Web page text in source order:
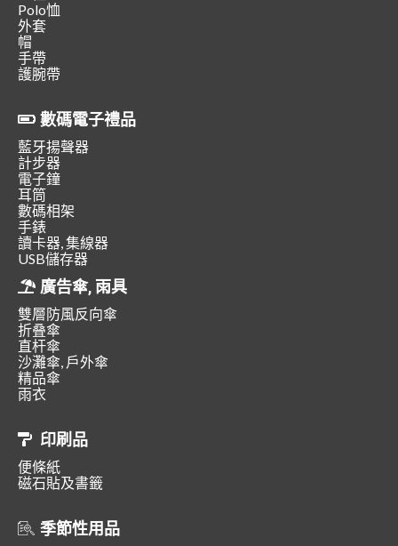
Polo恤
外套
帽
手帶
護腕帶
數碼電子禮品
藍牙揚聲器
計步器
電子鐘
耳筒
數碼相架
手錶
讀卡器, 集線器
USB儲存器
廣告傘, 雨具
雙層防風反向傘
折叠傘
直杆傘
沙灘傘, 戶外傘
精品傘
雨衣
印刷品
便條紙
磁石貼及書籤
季節性用品